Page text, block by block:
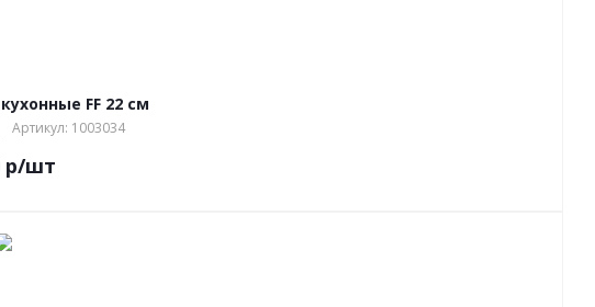
FF 22 см
Артикул: 1003034
р/шт